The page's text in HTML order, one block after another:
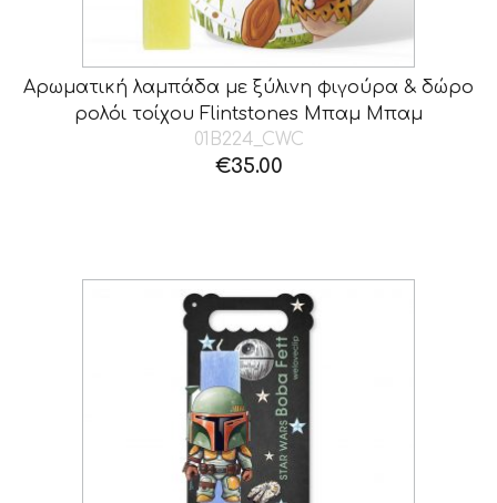
Αρωματική λαμπάδα με ξύλινη φιγούρα & δώρο
ρολόι τοίχου Flintstones Μπαμ Μπαμ
01B224_CWC
€35.00